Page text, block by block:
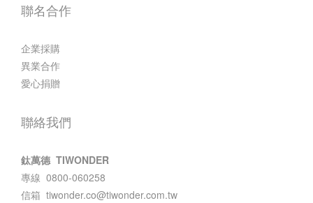
聯名合作
企業採購
異業合作
愛心捐贈
聯絡我們
鈦萬德 TIWONDER
專線 0800-060258
信箱 tiwonder.co@tiwonder.com.tw